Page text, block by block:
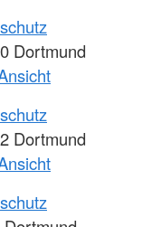
Dortmund
Dortmund